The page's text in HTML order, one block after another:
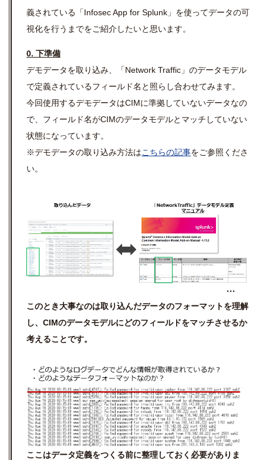
義されている「Infosec App for Splunk」を使ってデータの可
視化を行うまでをご紹介したいと思います。
0. 下準備
デモデータを取り込み、「Network Traffic」のデータモデル
で定義されているフィールド名と照らし合わせてみます。
今回使用するデモデータはCIMに準拠していないデータなの
で、フィールド名がCIMのデータモデルとマッチしていない
状態になっています。
※デモデータの取り込み方法はこちらの記事をご参照くださ
い。
このとき大事なのは取り込んだデータのフォーマットを理解
し、CIMのデータモデルにどのフィールドをマッチさせるか
考えることです。
ここはデータ定義をつくる前に整理しておく必要がありま